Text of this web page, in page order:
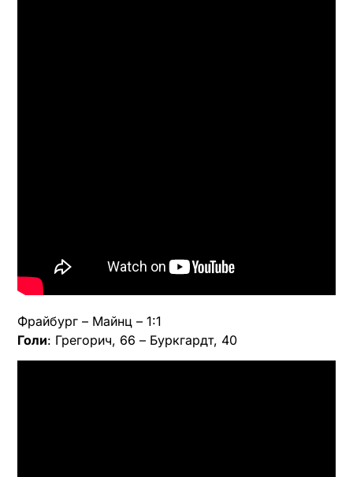
Фрайбург – Майнц – 1:1
Голи: Грегорич, 66 – Буркгардт, 40